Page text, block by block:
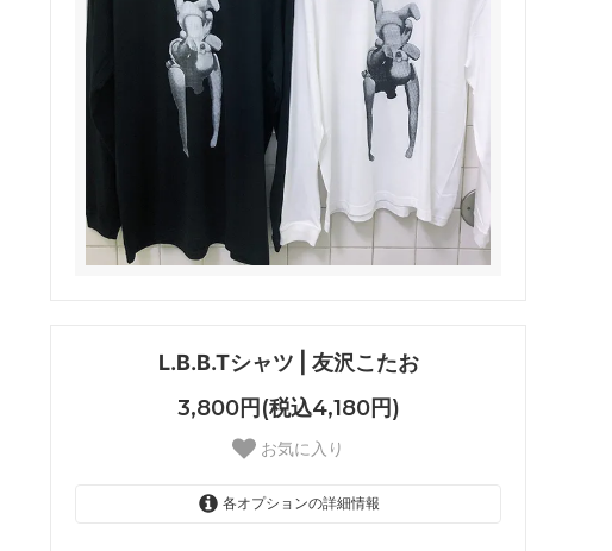
L.B.B.Tシャツ | 友沢こたお
3,800円(税込4,180円)
お気に入り
各オプションの詳細情報